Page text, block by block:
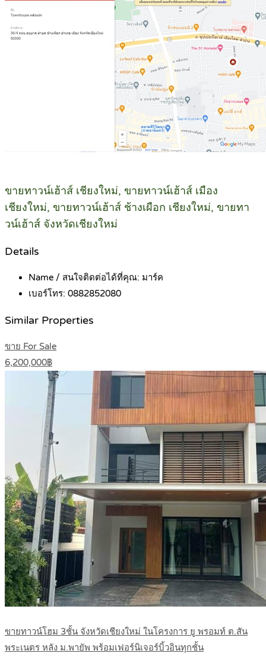
ขายทาวน์เฮ้าส์ เชียงใหม่, ขายทาวน์เฮ้าส์ เมือง
เชียงใหม่, ขายทาวน์เฮ้าส์ ช้างเผือก เชียงใหม่, ขายทา
วน์เฮ้าส์ จังหวัดเชียงใหม่
Details
Name / สนใจติดต่อได้ที่คุณ: มาร์ค
เบอร์โทร: 0882852080
Similar Properties
ขาย For Sale
6,200,000฿
ขายทาวน์โฮม 3ชั้น จังหวัดเชียงใหม่ ในโครงการ ยู พรอมท์ ต.สัน
พระเนตร หลัง ม.พายัพ พร้อมเฟอร์นิเจอร์บิ้วอินทุกชั้น